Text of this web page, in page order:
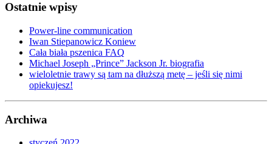
Ostatnie wpisy
Power-line communication
Iwan Stiepanowicz Koniew
Cała biała pszenica FAQ
Michael Joseph „Prince” Jackson Jr. biografia
wieloletnie trawy są tam na dłuższą metę – jeśli się nimi
opiekujesz!
Archiwa